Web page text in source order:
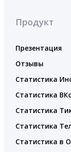
Продукт
Презентация
Отзывы
Статистика
Статистика
Статистика
Статистика
Статистика в